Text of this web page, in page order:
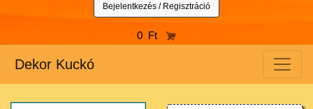
Bejelentkezés / Regisztráció
0 Ft
Dekor Kuckó